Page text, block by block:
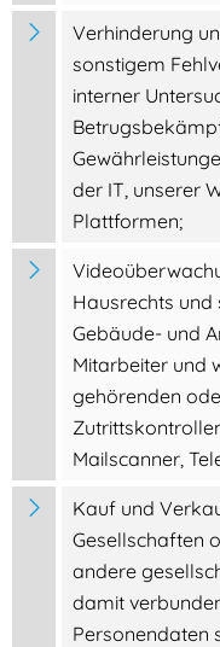
Verhinderung
sonstigem
interner
der IT, unserer
Plattformen;
Hausrechts und
Gebäude- und
Mitarbeiter und
gehörenden
Mailscanner,
Kauf und
Gesellschaften
andere
damit
Personendaten